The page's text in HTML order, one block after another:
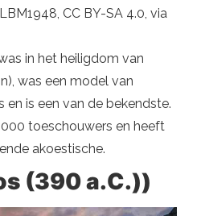
CC BY-SA 4.0, via
in het heiligdom van
was een model van
en is een van de bekendste.
toeschouwers en heeft
akoestische.
(390 a.C.))